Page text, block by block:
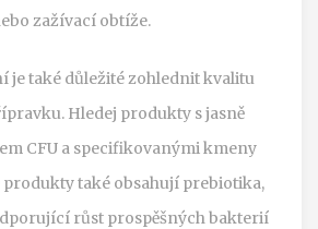
zažívací obtíže.
je také důležité zohlednit kvalitu
Hledej produkty s jasně
CFU a specifikovanými kmeny
také obsahují prebiotika,
růst prospěšných bakterií